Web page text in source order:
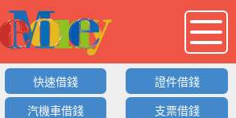
借錢LOGO
快速借錢 證件借錢
汽機車借錢 支票借錢